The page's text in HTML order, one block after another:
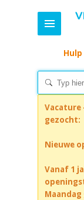
Vacature
gezocht:
Nieuwe
Vanaf 1